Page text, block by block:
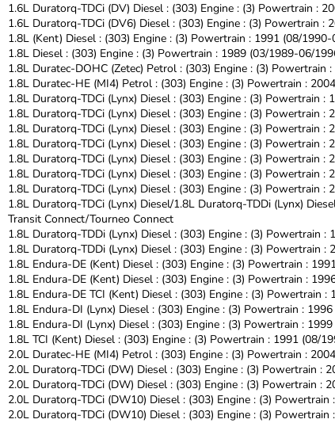
1.6L Duratorq-TDCi (DV) Diesel : (303) Engine : (3) Powertrain :
1.6L Duratorq-TDCi (DV6) Diesel : (303) Engine : (3) Powertrain :
1.8L (Kent) Diesel : (303) Engine : (3) Powertrain : 1991 (08/
1.8L Diesel : (303) Engine : (3) Powertrain : 1989 (03/1989-06/
1.8L Duratec-DOHC (Zetec) Petrol : (303) Engine : (3)
1.8L Duratec-HE (MI4) Petrol : (303) Engine : (3) Powertrain :
1.8L Duratorq-TDCi (Lynx) Diesel : (303) Engine : (3) Powertrain :
1.8L Duratorq-TDCi (Lynx) Diesel : (303) Engine : (3) Powertrain
1.8L Duratorq-TDCi (Lynx) Diesel : (303) Engine : (3) Powertrain :
1.8L Duratorq-TDCi (Lynx) Diesel : (303) Engine : (3) Powertrain :
1.8L Duratorq-TDCi (Lynx) Diesel : (303) Engine : (3) Powertrain :
1.8L Duratorq-TDCi (Lynx) Diesel : (303) Engine : (3) Powertrain :
1.8L Duratorq-TDCi (Lynx) Diesel : (303) Engine : (3) Powertrain :
1.8L Duratorq-TDCi (Lynx) Diesel/1.8L Duratorq-TDDi (Lynx)
Transit Connect/Tourneo Connect
1.8L Duratorq-TDDi (Lynx) Diesel : (303) Engine : (3) Powertrain :
1.8L Duratorq-TDDi (Lynx) Diesel : (303) Engine : (3) Powertrain
1.8L Endura-DE (Kent) Diesel : (303) Engine : (3) Powertrain :
1.8L Endura-DE (Kent) Diesel : (303) Engine : (3) Powertrain :
1.8L Endura-DE TCI (Kent) Diesel : (303) Engine : (3) Powertrain
1.8L Endura-DI (Lynx) Diesel : (303) Engine : (3) Powertrain :
1.8L Endura-DI (Lynx) Diesel : (303) Engine : (3) Powertrain :
1.8L TCI (Kent) Diesel : (303) Engine : (3) Powertrain : 1991 (08/
2.0L Duratec-HE (MI4) Petrol : (303) Engine : (3) Powertrain :
2.0L Duratorq-TDCi (DW) Diesel : (303) Engine : (3) Powertrain :
2.0L Duratorq-TDCi (DW) Diesel : (303) Engine : (3) Powertrain :
2.0L Duratorq-TDCi (DW10) Diesel : (303) Engine : (3)
2.0L Duratorq-TDCi (DW10) Diesel : (303) Engine : (3)